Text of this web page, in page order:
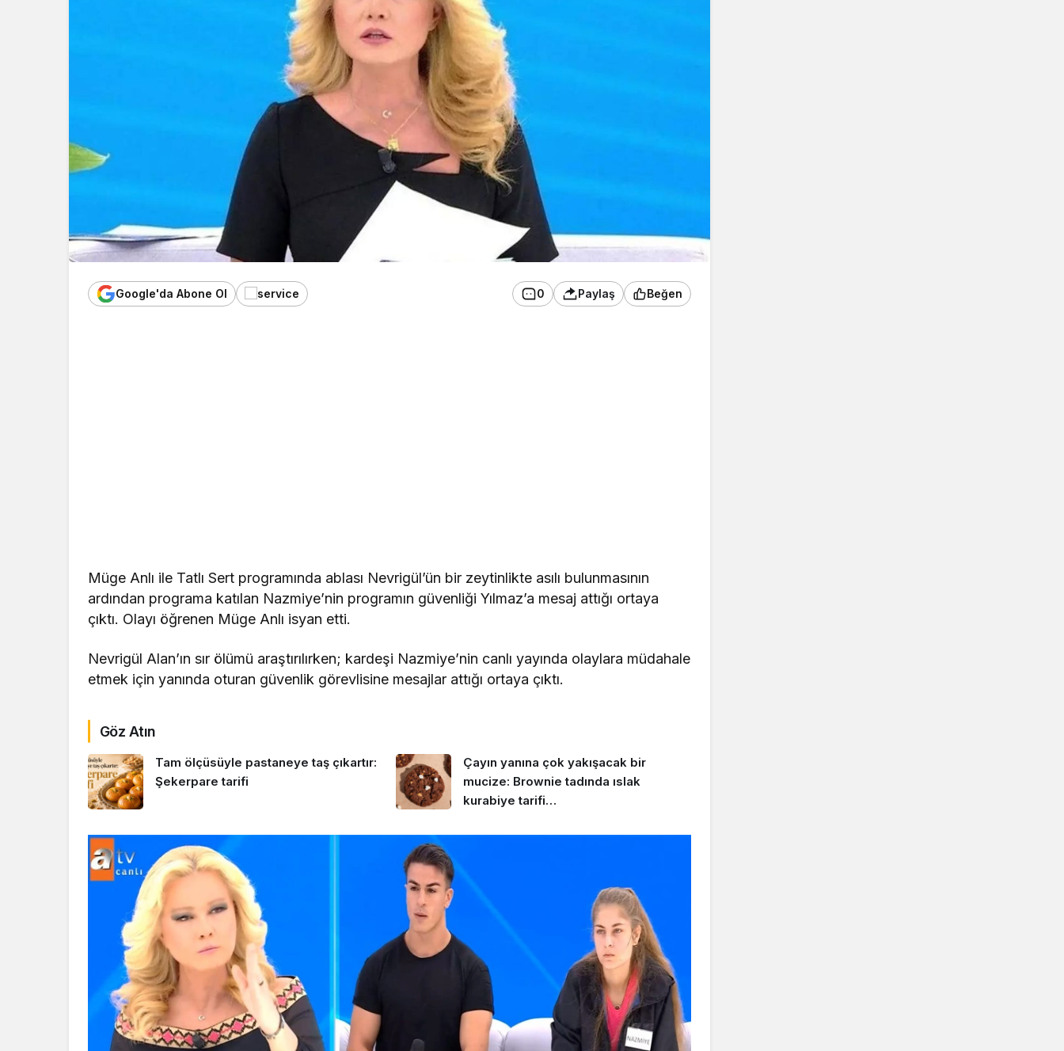
Google'da Abone Ol 0 Paylaş Beğen
Müge Anlı ile Tatlı Sert programında ablası Nevrigül’ün bir zeytinlikte asılı bulunmasının
ardından programa katılan Nazmiye’nin programın güvenliği Yılmaz’a mesaj attığı ortaya
çıktı. Olayı öğrenen Müge Anlı isyan etti.
Nevrigül Alan’ın sır ölümü araştırılırken; kardeşi Nazmiye’nin canlı yayında olaylara müdahale
etmek için yanında oturan güvenlik görevlisine mesajlar attığı ortaya çıktı.
Göz Atın
Tam ölçüsüyle pastaneye taş çıkartır:
Şekerpare tarifi
Çayın yanına çok yakışacak bir
mucize: Brownie tadında ıslak
kurabiye tarifi…